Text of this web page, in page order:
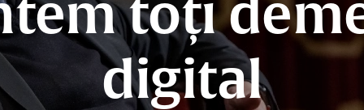
toți
digital